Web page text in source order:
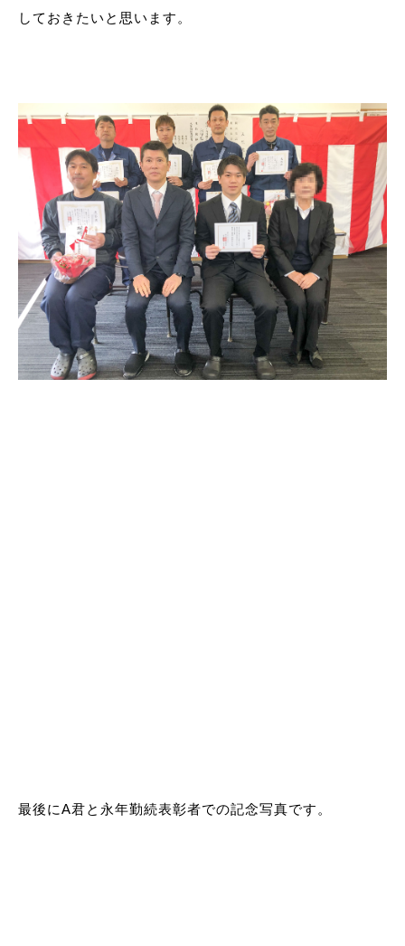
しておきたいと思います。
最後にA君と永年勤続表彰者での記念写真です。